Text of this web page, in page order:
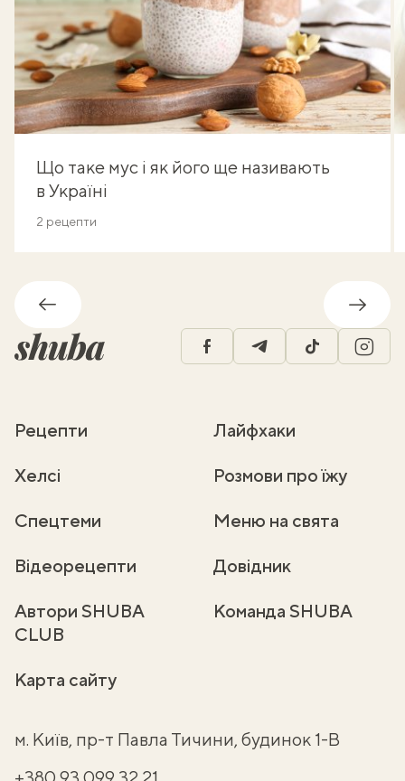
Що таке мус і як його ще називають
в Україні
2 рецепти
Назад
facebooktelegramtiktok
Рецепти Лайфхаки
Хелсі Розмови про їжу
Спецтеми Меню на свята
Відеорецепти Довідник
Автори SHUBA
CLUB
Команда SHUBA
Карта сайту
м. Київ, пр-т Павла Тичини, будинок 1-В